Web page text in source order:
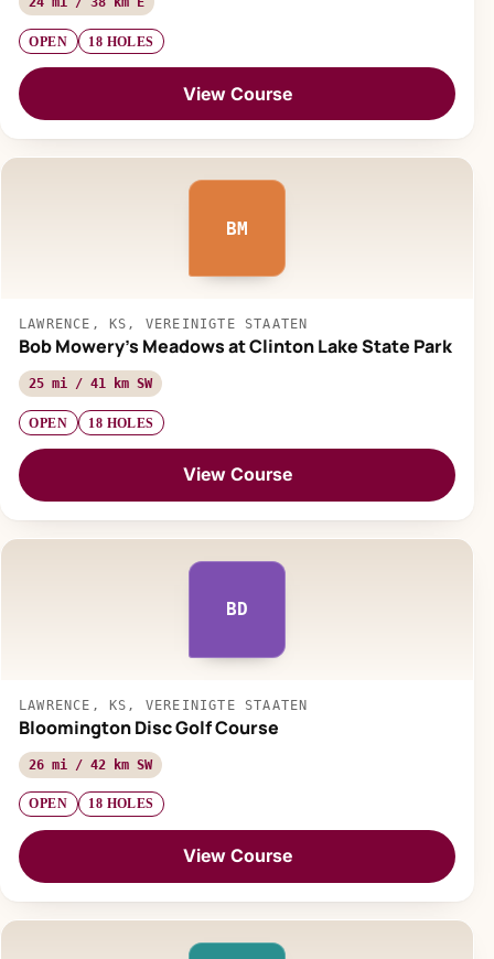
OPEN 18 HOLES
View Course
BM
LAWRENCE, KS, VEREINIGTE STAATEN
Bob Mowery's Meadows at Clinton Lake State Park
25 mi / 41 km SW
OPEN 18 HOLES
View Course
BD
LAWRENCE, KS, VEREINIGTE STAATEN
Bloomington Disc Golf Course
26 mi / 42 km SW
OPEN 18 HOLES
View Course